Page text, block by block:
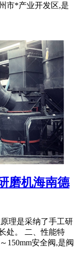
市*产业开发区,是
磨机海南德
理是采纳了手工研
处。 二、性能特
150mm安全阀,是阀